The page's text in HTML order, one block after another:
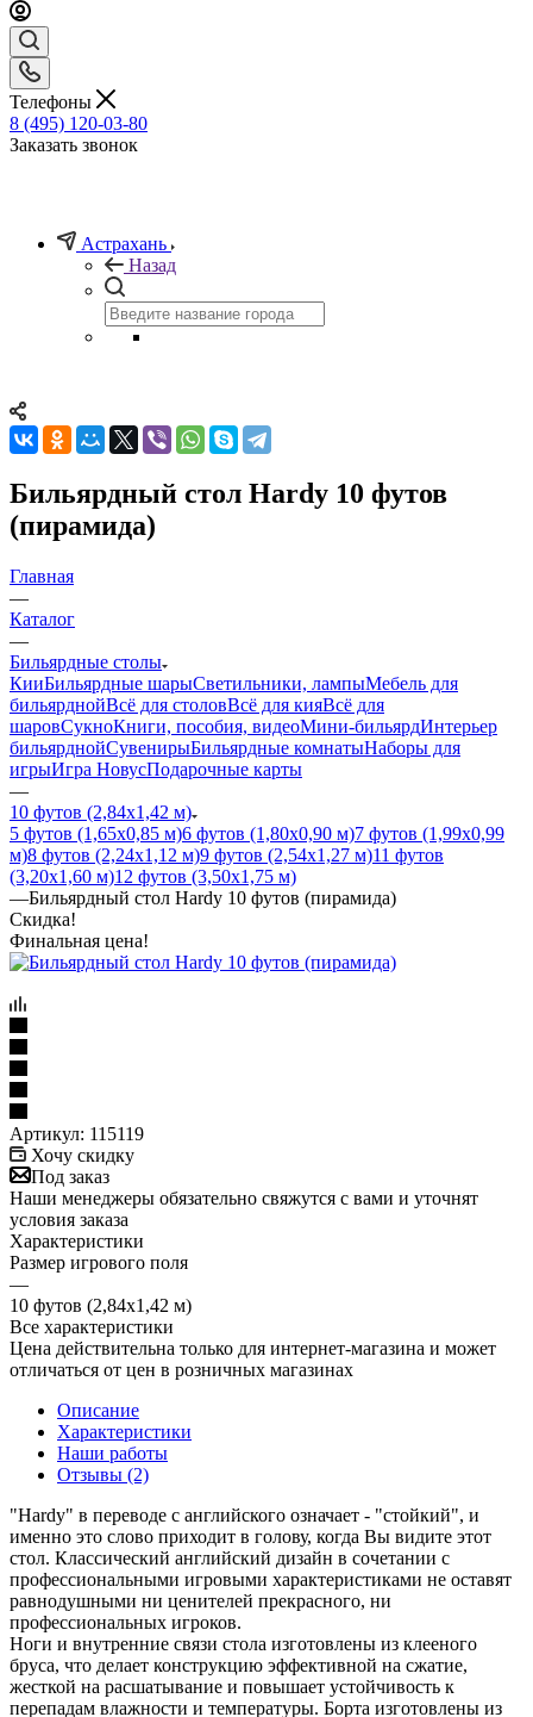
Телефоны
8 (495) 120-03-80
Заказать звонок
Астрахань
Назад
Бильярдный стол Hardy 10 футов
(пирамида)
Главная
—
Каталог
—
Бильярдные столы
КииБильярдные шарыСветильники, лампыМебель для
бильярднойВсё для столовВсё для кияВсё для
шаровСукноКниги, пособия, видеоМини-бильярдИнтерьер
бильярднойСувенирыБильярдные комнатыНаборы для
игрыИгра НовусПодарочные карты
—
10 футов (2,84х1,42 м)
5 футов (1,65х0,85 м)6 футов (1,80х0,90 м)7 футов (1,99х0,99
м)8 футов (2,24х1,12 м)9 футов (2,54х1,27 м)11 футов
(3,20х1,60 м)12 футов (3,50х1,75 м)
—Бильярдный стол Hardy 10 футов (пирамида)
Скидка!
Финальная цена!
Артикул: 115119
Хочу скидку
Под заказ
Наши менеджеры обязательно свяжутся с вами и уточнят
условия заказа
Характеристики
Размер игрового поля
—
10 футов (2,84х1,42 м)
Все характеристики
Цена действительна только для интернет-магазина и может
отличаться от цен в розничных магазинах
Описание
Характеристики
Наши работы
Отзывы (2)
"Hardy" в переводе с английского означает - "стойкий", и
именно это слово приходит в голову, когда Вы видите этот
стол. Классический английский дизайн в сочетании с
профессиональными игровыми характеристиками не оставят
равнодушными ни ценителей прекрасного, ни
профессиональных игроков.
Ноги и внутренние связи стола изготовлены из клееного
бруса, что делает конструкцию эффективной на сжатие,
жесткой на расшатывание и повышает устойчивость к
перепадам влажности и температуры. Борта изготовлены из